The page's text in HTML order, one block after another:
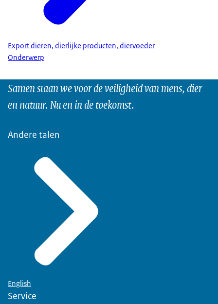
Export dieren, dierlijke producten, diervoeder
Onderwerp
Samen staan we voor de veiligheid van mens, dier
en natuur. Nu en in de toekomst.
Andere talen
English
Service